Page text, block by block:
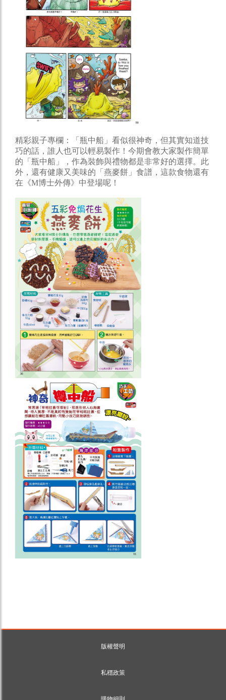
精彩親子專欄：「瓶中船」看似很神奇，但其實知道技
巧的話，誰人也可以輕易製作！今期會教大家製作簡單
的「瓶中船」，作為裝飾與禮物都是非常好的選擇。此
外，還有健康又美味的「燕麥餅」食譜，這款食物還有
在《M博士外傳》中登場呢！
版權聲明
私穩政策